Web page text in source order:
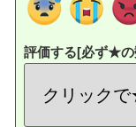
評価する[必ず★の